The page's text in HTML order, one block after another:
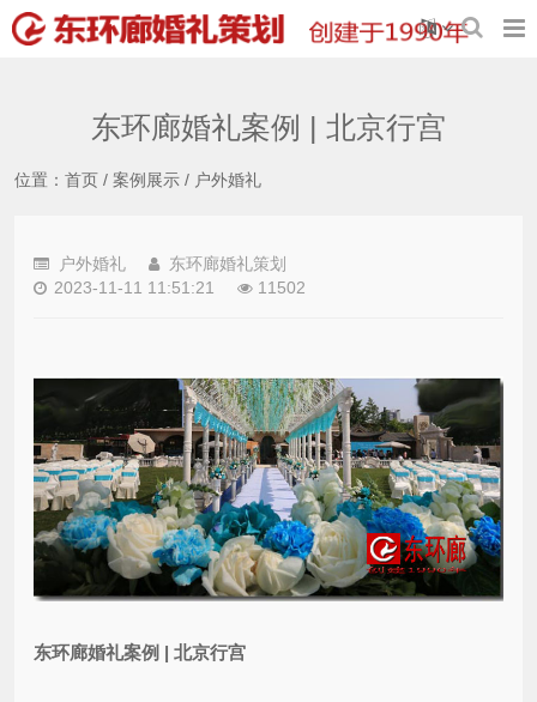
东环廊婚礼案例 | 北京行宫
位置： 首页 / 案例展示 / 户外婚礼
户外婚礼
东环廊婚礼策划
2023-11-11 11:51:21
11502
东环廊婚礼案例 | 北京行宫